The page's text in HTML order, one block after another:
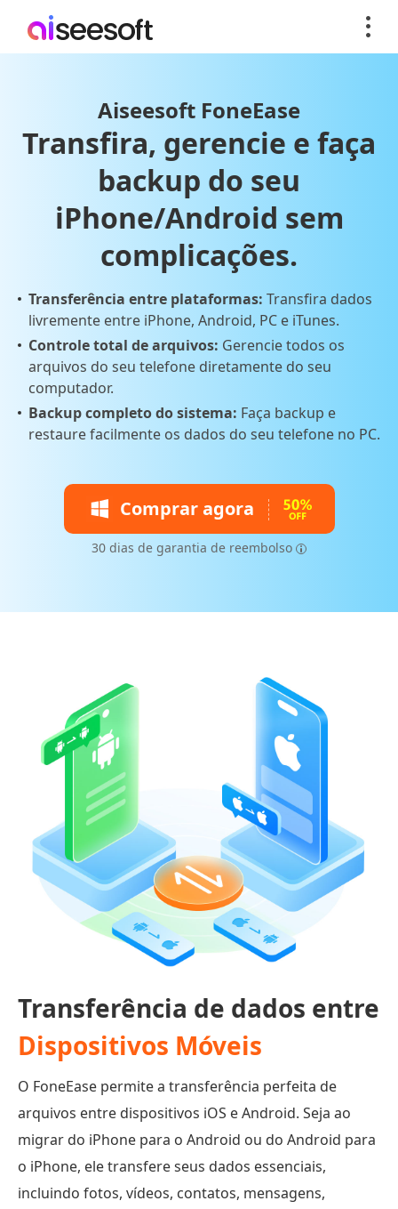
Aiseesoft FoneEase
Transfira, gerencie e faça
backup do seu
iPhone/Android sem
complicações.
Transferência entre plataformas: Transfira dados
livremente entre iPhone, Android, PC e iTunes.
Controle total de arquivos: Gerencie todos os
arquivos do seu telefone diretamente do seu
computador.
Backup completo do sistema: Faça backup e
restaure facilmente os dados do seu telefone no PC.
Comprar agora
30 dias de garantia de reembolso
Transferência de dados entre
Dispositivos Móveis
O FoneEase permite a transferência perfeita de
arquivos entre dispositivos iOS e Android. Seja ao
migrar do iPhone para o Android ou do Android para
o iPhone, ele transfere seus dados essenciais,
incluindo fotos, vídeos, contatos, mensagens,